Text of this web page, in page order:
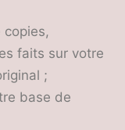
copies,
faits sur votre
;
base de